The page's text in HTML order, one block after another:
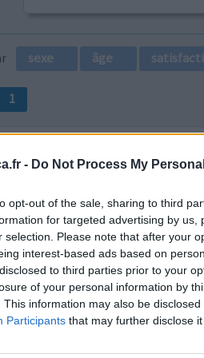
- Do Not Process My
opt-out of the sale, sharing to third
for targeted advertising by
selection. Please note that after your
interest-based ads based on
to third parties prior to your
of your personal information by
This information may also be
Participants that may further disclose
sexe âge
1
Quantité effets
secondaires
5 Kg en 6
cardiaque
la diabéto ne sait pas!!!!!